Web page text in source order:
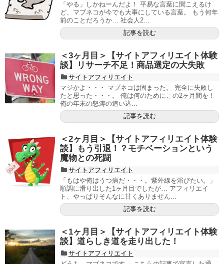
「やる」しかねーんだよ！ 平易な言葉に聞こえるけ
ど、マブネコが今でも大事にしている言葉。 もう何年
前のことだろうか… 社会人2...
記事を読む
＜3ヶ月目＞【サイトアフィリエイト体験
談】リサーチ不足！商品選定の大失敗
サイトアフィリエイト
マジかよ・・・ マブネコは固まった。 完全に失敗し
たと思った・・・。 俺は何のためにこの2ヶ月間を！
俺の年末の怒涛の追い込...
記事を読む
＜2ヶ月目＞【サイトアフィリエイト体験
談】もう引退！？モチベーションという
魔物との死闘
サイトアフィリエイト
「もはや俺はうつ病だ・・・。紫外線を浴びたい。」
順調に滑り出した1ヶ月目でしたが… アフィリエイ
ト、やっぱりそんなに甘くありません...
記事を読む
＜1ヶ月目＞【サイトアフィリエイト体験
談】道らしき道を走り出した！
サイトアフィリエイト